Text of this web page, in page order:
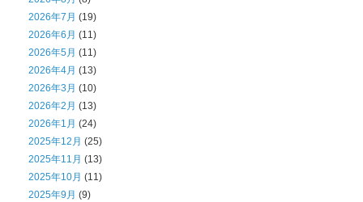
2026年7月 (19)
2026年6月 (11)
2026年5月 (11)
2026年4月 (13)
2026年3月 (10)
2026年2月 (13)
2026年1月 (24)
2025年12月 (25)
2025年11月 (13)
2025年10月 (11)
2025年9月 (9)